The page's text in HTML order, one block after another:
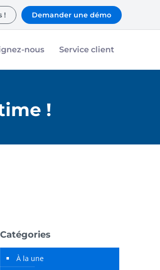
! Demander une démo
nous Service client
!
Catégories
À la une